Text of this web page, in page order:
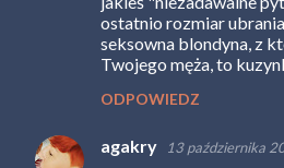
ostatnio rozmiar
seksowna blondyna, z
Twojego męża, to
ODPOWIEDZ
agakry 13 października